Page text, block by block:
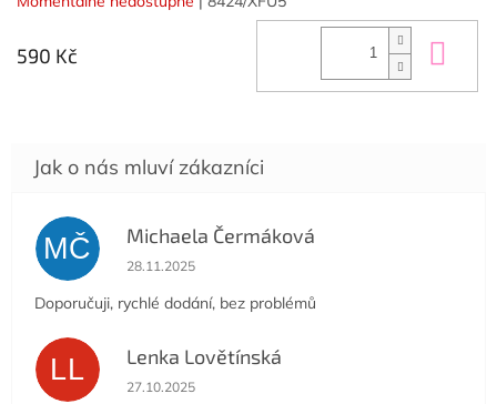
590 Kč
MČ Michaela Čermáková
Hodnocení obchodu je 5 z 5 hvězdiček.
28.11.2025
Doporučuji, rychlé dodání, bez problémů
LL Lenka Lovětínská
Hodnocení obchodu je 5 z 5 hvězdiček.
27.10.2025